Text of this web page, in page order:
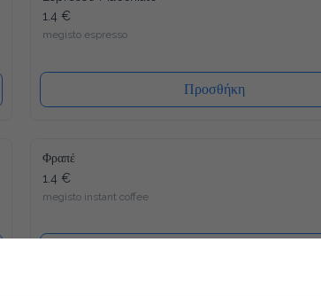
1.4 €
megisto espresso
Προσθήκη
Φραπέ
1.4 €
megisto instant coffee